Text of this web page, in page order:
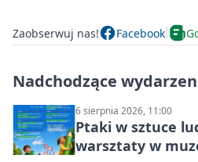
Zaobserwuj nas! Facebook
Nadchodzące
6 sierpnia 2026, 11:00
Ptaki w sztuce
warsztaty w